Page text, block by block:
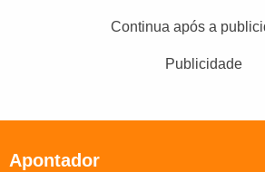
Continua após a
Publicidade
Apontador